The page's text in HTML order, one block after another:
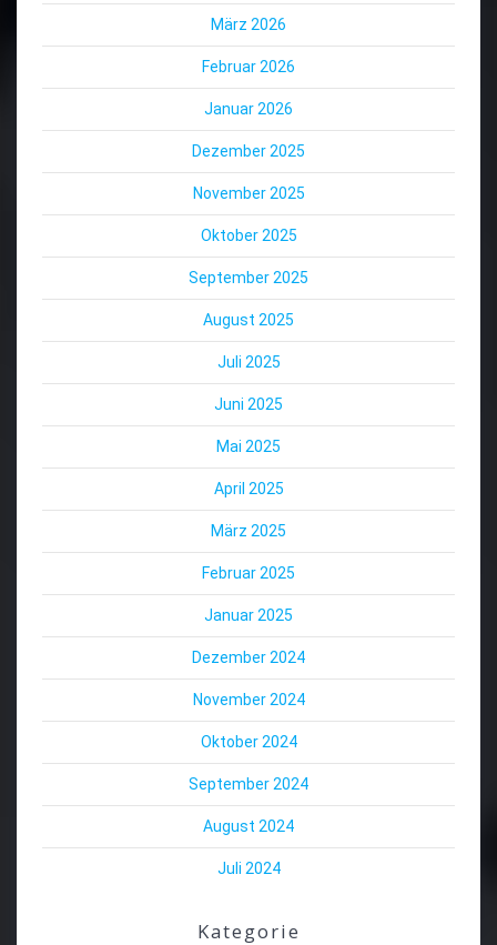
März 2026
Februar 2026
Januar 2026
Dezember 2025
November 2025
Oktober 2025
September 2025
August 2025
Juli 2025
Juni 2025
Mai 2025
April 2025
März 2025
Februar 2025
Januar 2025
Dezember 2024
November 2024
Oktober 2024
September 2024
August 2024
Juli 2024
Kategorie